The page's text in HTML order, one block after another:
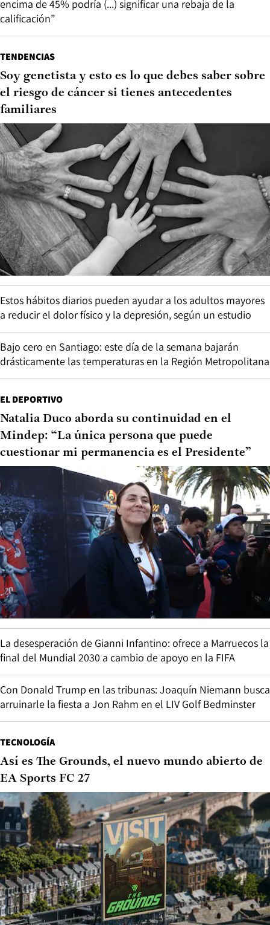
encima de 45% podría (...) significar una rebaja de la
calificación”
TENDENCIAS
Soy genetista y esto es lo que debes saber sobre
el riesgo de cáncer si tienes antecedentes
familiares
Estos hábitos diarios pueden ayudar a los adultos mayores
a reducir el dolor físico y la depresión, según un estudio
Bajo cero en Santiago: este día de la semana bajarán
drásticamente las temperaturas en la Región Metropolitana
EL DEPORTIVO
Natalia Duco aborda su continuidad en el
Mindep: “La única persona que puede
cuestionar mi permanencia es el Presidente”
La desesperación de Gianni Infantino: ofrece a Marruecos la
final del Mundial 2030 a cambio de apoyo en la FIFA
Con Donald Trump en las tribunas: Joaquín Niemann busca
arruinarle la fiesta a Jon Rahm en el LIV Golf Bedminster
TECNOLOGÍA
Así es The Grounds, el nuevo mundo abierto de
EA Sports FC 27